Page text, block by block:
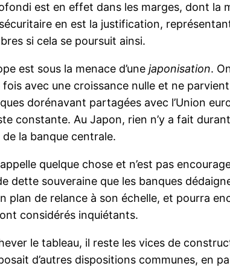
est en effet dans les marges, dont la
sécuritaire en est la justification,
si cela se poursuit ainsi.
est sous la menace d’unejaponisation.
avec une croissance nulle et ne
dorénavant partagées avec l’Union
constante. Au Japon, rien n’y a fait
la banque centrale.
quelque chose et n’est pas
dette souveraine que les banques
plan de relance à son échelle, et pourra
considérés inquiétants.
le tableau, il reste les vices de
d’autres dispositions communes, en